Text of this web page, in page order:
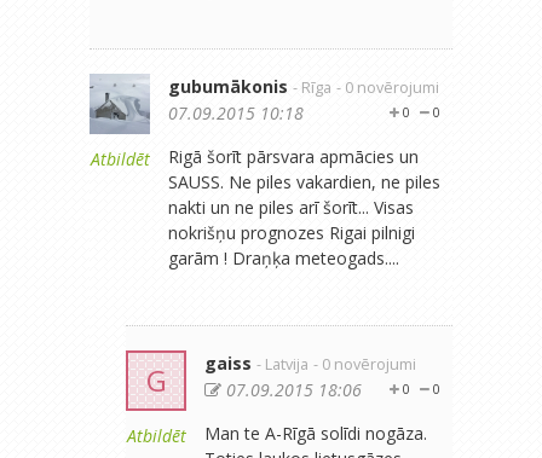
Atbildēt
gubumākonis - Rīga - 0 novērojumi
0
0
07.09.2015 10:18
Rigā šorīt pārsvara apmācies un
SAUSS. Ne piles vakardien, ne piles
nakti un ne piles arī šorīt... Visas
nokrišņu prognozes Rigai pilnigi
garām ! Draņķa meteogads....
G
Atbildēt
gaiss - Latvija - 0 novērojumi
0
0
07.09.2015 18:06
Man te A-Rīgā solīdi nogāza.